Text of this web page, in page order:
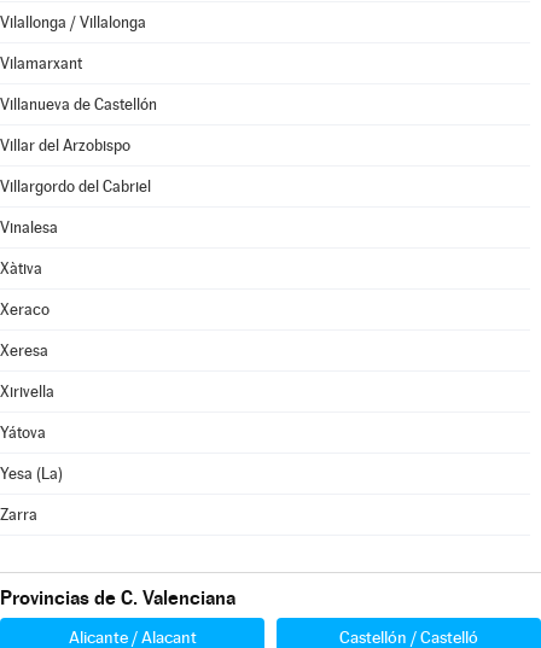
Vilallonga / Villalonga
Vilamarxant
Villanueva de Castellón
Villar del Arzobispo
Villargordo del Cabriel
Vinalesa
Xàtiva
Xeraco
Xeresa
Xirivella
Yátova
Yesa (La)
Zarra
Provincias de C. Valenciana
Alicante / Alacant Castellón / Castelló